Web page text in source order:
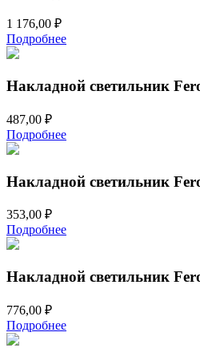
1 176,00 ₽
Подробнее
Накладной светильник
487,00 ₽
Подробнее
Накладной светильник
353,00 ₽
Подробнее
Накладной светильник
776,00 ₽
Подробнее